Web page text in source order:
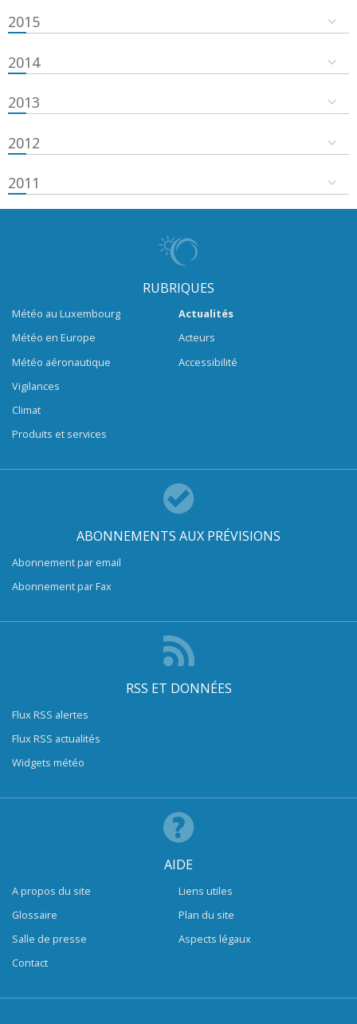
2015
2014
2013
2012
2011
RUBRIQUES
Météo au Luxembourg
Météo en Europe
Météo aéronautique
Vigilances
Climat
Produits et services
Actualités
Acteurs
Accessibilité
ABONNEMENTS AUX PRÉVISIONS
Abonnement par email
Abonnement par Fax
RSS ET DONNÉES
Flux RSS alertes
Flux RSS actualités
Widgets météo
AIDE
A propos du site
Glossaire
Salle de presse
Contact
Liens utiles
Plan du site
Aspects légaux